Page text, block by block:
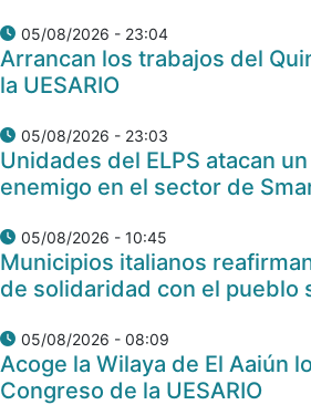
05/08/2026 - 23:04
Arrancan los trabajos del
la UESARIO
05/08/2026 - 23:03
Unidades del ELPS atacan
enemigo en el sector de
05/08/2026 - 10:45
Municipios italianos
de solidaridad con el pueblo
05/08/2026 - 08:09
Acoge la Wilaya de El Aaiún
Congreso de la UESARIO